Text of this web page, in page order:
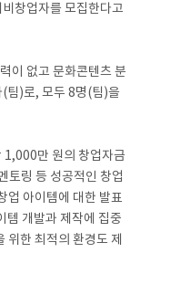
창업자를 모집한다고
이 없고 문화콘텐츠 분
(팀)로, 모두 8명(팀)을
1,000만 원의 창업자금
토링 등 성공적인 창업
업 아이템에 대한 발표
템 개발과 제작에 집중
위한 최적의 환경도 제